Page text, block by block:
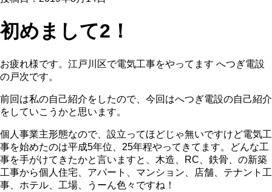
初めまして2！
お疲れ様です。江戸川区で電気工事をやってます へつぎ電設
の戸次です。
前回は私の自己紹介をしたので、今回はへつぎ電設の自己紹介
をしていこうかと思います。
個人事業主形態なので、設立ってほどじゃ無いですけど電気工
事を始めたのは平成5年位、25年程やってきてます。どんな工
事を手がけてきたかと言いますと、木造、RC、鉄骨、の新築
工事から個人住宅、アパート、マンション、店舗、テナント工
事、ホテル、工場、うーん色々ですね！